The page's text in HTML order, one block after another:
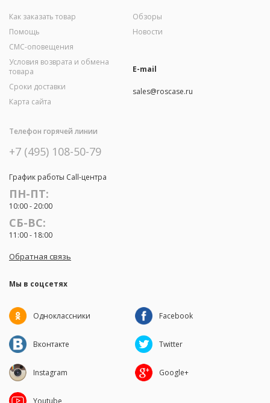
Как заказать товар
Помощь
СМС-оповещения
Условия возврата и обмена
товара
Сроки доставки
Карта сайта
Обзоры
Новости
E-mail
sales@roscase.ru
Телефон горячей линии
+7 (495) 108-50-79
График работы Call-центра
ПН-ПТ:
10:00 - 20:00
СБ-ВС:
11:00 - 18:00
Обратная связь
Мы в соцсетях
Одноклассники Facebook
Вконтакте Twitter
Instagram Google+
Youtube